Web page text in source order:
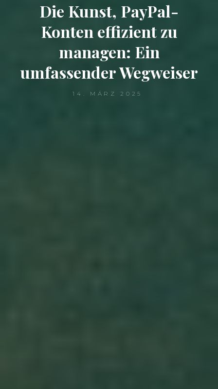
Die Kunst, PayPal-
Konten effizient zu
managen: Ein
umfassender Wegweiser
14. MÄRZ 2025